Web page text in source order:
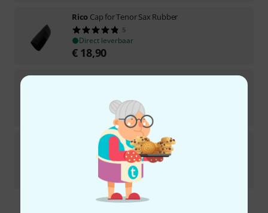
Rico Cap for Tenor Sax Rubber
5
Direct leverbaar
€ 18,90
RicoKapsel for Baritone Saxophone
Direct leverbaar
Sax Strap Tenor/ Bari Padded
4
Direct leverbaar